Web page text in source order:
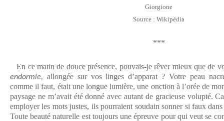
Giorgione
Source : Wikipédia
***
En ce matin de douce présence, pouvais-je rêver mieux que de
endormie, allongée sur vos linges d’apparat ? Votre peau
comme il faut, était une longue lumière, une onction à l’orée de
paysage ne m’avait été donné avec autant de gracieuse volupté.
employer les mots justes, ils pourraient soudain sonner si faux
Toute beauté naturelle est toujours une épreuve pour qui veut se